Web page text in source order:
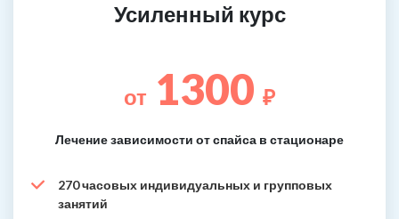
Усиленный курс
от 1300 ₽
Лечение зависимости от спайса в стационаре
270 часовых индивидуальных и групповых
занятий